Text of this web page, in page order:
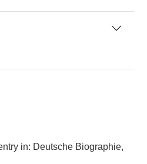
in: Deutsche Biographie,